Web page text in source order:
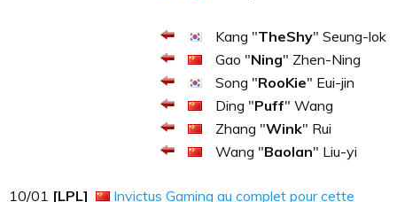
Kang "TheShy" Seung-lok
Gao "Ning" Zhen-Ning
Song "RooKie" Eui-jin
Ding "Puff" Wang
Zhang "Wink" Rui
Wang "Baolan" Liu-yi
10​​​/01 [LPL] Invictus Gaming au complet pour cette